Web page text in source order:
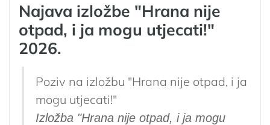
Najava izložbe "Hrana nije
otpad, i ja mogu utjecati!"
2026.
Poziv na izložbu "Hrana nije otpad, i ja
mogu utjecati!"
Izložba "Hrana nije otpad, i ja mogu